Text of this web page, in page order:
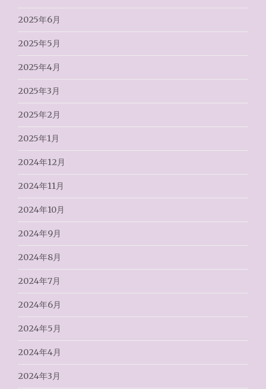
2025年6月
2025年5月
2025年4月
2025年3月
2025年2月
2025年1月
2024年12月
2024年11月
2024年10月
2024年9月
2024年8月
2024年7月
2024年6月
2024年5月
2024年4月
2024年3月